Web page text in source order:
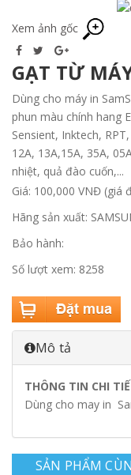
Xem ảnh gốc
GẠT TỪ
Dùng cho máy in
phun màu chính hang
Sensient, Inktech,
12A, 13A,15A, 35A,
nhiệt, quả đào cuốn,...
Giá: 100,000 VNĐ (giá
Hãng sản xuất:
Bảo hành:
Số lượt xem: 8258
Mô tả
THÔNG TIN CHI
Dùng cho may in
SẢN PHẨM